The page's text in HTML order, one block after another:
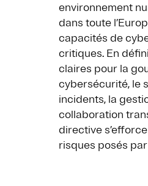
environnement
dans toute
capacités de
critiques. En
claires pour la
cybersécurité, le
incidents, la
collaboration
directive
risques posés